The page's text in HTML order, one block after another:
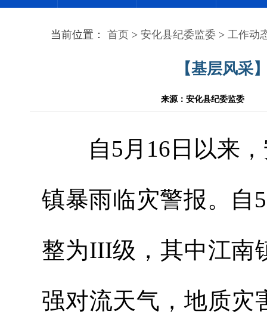
当前位置： 首页 > 安化县纪委监委 > 工作动
【基层风采
来源：安化县纪委监委
自5月16日以来，
镇暴雨临灾警报。自
整为III级，其中江南
强对流天气，地质灾